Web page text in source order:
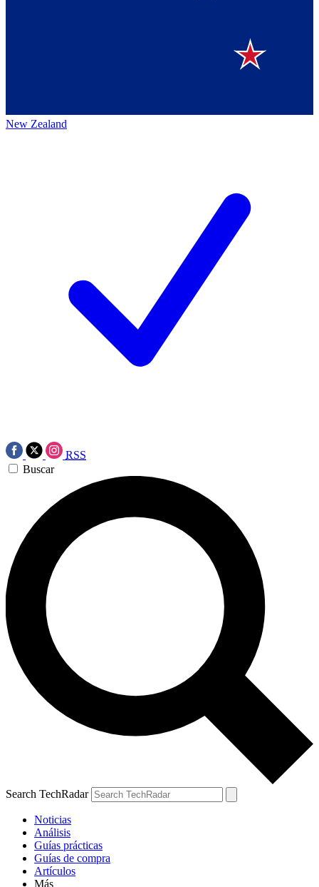
New Zealand
RSS
Buscar
Search TechRadar
Noticias
Análisis
Guías prácticas
Guías de compra
Artículos
Más